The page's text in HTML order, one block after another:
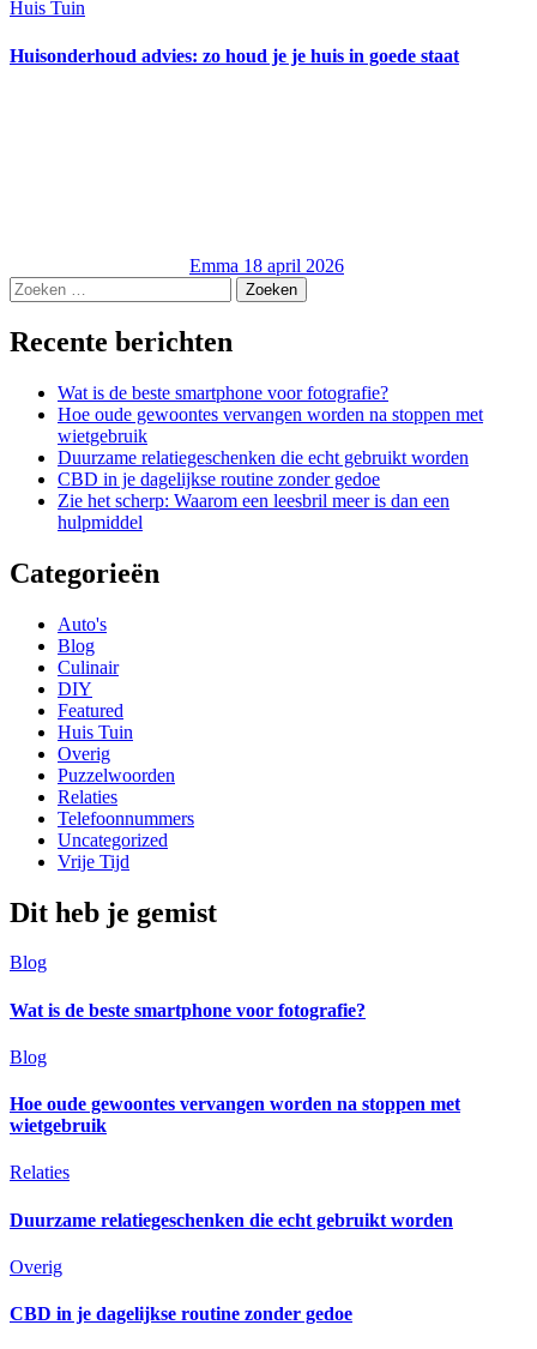
Huis Tuin
Huisonderhoud advies: zo houd je je huis in goede staat
Emma 18 april 2026
Zoeken
naar:
Recente berichten
Wat is de beste smartphone voor fotografie?
Hoe oude gewoontes vervangen worden na stoppen met
wietgebruik
Duurzame relatiegeschenken die echt gebruikt worden
CBD in je dagelijkse routine zonder gedoe
Zie het scherp: Waarom een leesbril meer is dan een
hulpmiddel
Categorieën
Auto's
Blog
Culinair
DIY
Featured
Huis Tuin
Overig
Puzzelwoorden
Relaties
Telefoonnummers
Uncategorized
Vrije Tijd
Dit heb je gemist
Blog
Wat is de beste smartphone voor fotografie?
Blog
Hoe oude gewoontes vervangen worden na stoppen met
wietgebruik
Relaties
Duurzame relatiegeschenken die echt gebruikt worden
Overig
CBD in je dagelijkse routine zonder gedoe